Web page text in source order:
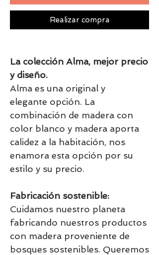
Realizar compra
La colección Alma, mejor precio
y diseño.
Alma es una original y
elegante opción. La
combinación de madera con
color blanco y madera aporta
calidez a la habitación, nos
enamora esta opción por su
estilo y su precio.
Fabricación sostenible:
Cuidamos nuestro planeta
fabricando nuestros productos
con madera proveniente de
bosques sostenibles. Queremos